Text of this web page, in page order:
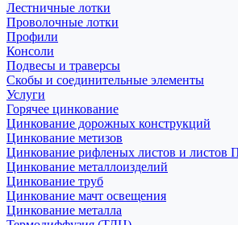
Лестничные лотки
Проволочные лотки
Профили
Консоли
Подвесы и траверсы
Скобы и соединительные элементы
Услуги
Горячее цинкование
Цинкование дорожных конструкций
Цинкование метизов
Цинкование рифленых листов и листов
Цинкование металлоизделий
Цинкование труб
Цинкование мачт освещения
Цинкование металла